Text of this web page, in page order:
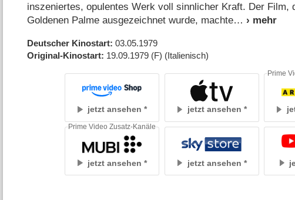
inszeniertes, opulentes Werk voll sinnlicher Kraft. Der Film,
Goldenen Palme ausgezeichnet wurde, machte
Deutscher Kinostart 03.05.1979
Original-Kinostart 19.09.1979 (F) (Italienisch)
jetzt ansehen jetzt ansehen
Prime
jetzt ansehen
Prime Video Zusatz-Kanäle
jetzt ansehen